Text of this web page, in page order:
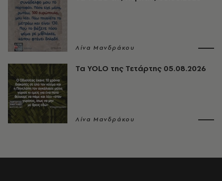
Λίνα Μανδράκου
Τα YOLO της Τετάρτης 05.08.2026
Λίνα Μανδράκου